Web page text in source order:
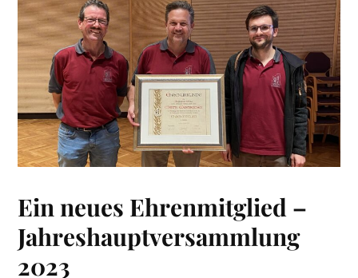
Ein neues Ehrenmitglied –
Jahreshauptversammlung
2023